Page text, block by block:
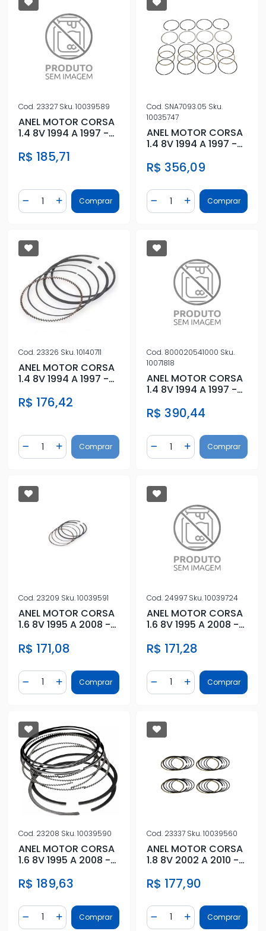
Cod. 23327 Sku.10039589
ANEL MOTOR CORSA
1.4 8V 1994 A 1997 -
R$ 185,71
Diminuir Quantidade
Quantidade
Adicionar Quantidade
Comprar
Cod. SNA7093.05 Sku.
10035747
ANEL MOTOR CORSA
1.4 8V 1994 A 1997 -
R$ 356,09
Diminuir Quantidade
Quantidade
AdicionarComprar
Cod. 23326 Sku.10140711
ANEL MOTOR CORSA
1.4 8V 1994 A 1997 -
R$ 176,42
Diminuir Quantidade
Quantidade
Adicionar Quantidade
Comprar
Cod. 800020541000 Sku.
10071818
ANEL MOTOR CORSA
1.4 8V 1994 A 1997 -
R$ 390,44
Diminuir Quantidade
Quantidade
AdicionarComprar
Cod. 23209 Sku.10039591
ANEL MOTOR CORSA
1.6 8V 1995 A 2008 -
R$ 171,08
Diminuir Quantidade
Quantidade
Adicionar Quantidade
Comprar
Cod. 24997 Sku.10039724
ANEL MOTOR CORSA
1.6 8V 1995 A 2008 -
R$ 171,28
Diminuir Quantidade
Quantidade
AdicionarComprar
Cod. 23208 Sku.10039590
ANEL MOTOR CORSA
1.6 8V 1995 A 2008 -
R$ 189,63
Diminuir Quantidade
Quantidade
Adicionar Quantidade
Comprar
Cod. 23337 Sku.10039560
ANEL MOTOR CORSA
1.8 8V 2002 A 2010 -
R$ 177,90
Diminuir Quantidade
Quantidade
AdicionarComprar